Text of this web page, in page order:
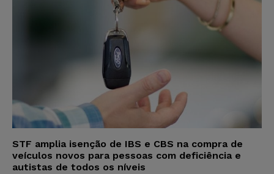
STF amplia isenção de IBS e CBS na compra de
veículos novos para pessoas com deficiência e
autistas de todos os níveis